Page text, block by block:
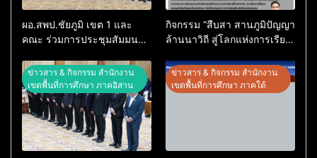
ผอ.สพป.ชัยภูมิ เขต 1 และ
คณะ ร่วมการประชุมสัมมนา
นำการศึกษาไทยสู่อนาคต”
ประจำเขตตรวจราชการที่ 13
กิจกรรม “สืบสา สานภูมิปัญญา
ล้านนาวิถี สู่โลกแห่งการเรียน
ประจำปีการศึกษา 2569
ข่าวสาร & กิจกรรม สำนักงาน
เขตพื้นที่การศึกษา ภาคอิสาน
ข่าวสาร & กิจกรรม สำนักงาน
เขตพื้นที่การศึกษา ภาคใต้